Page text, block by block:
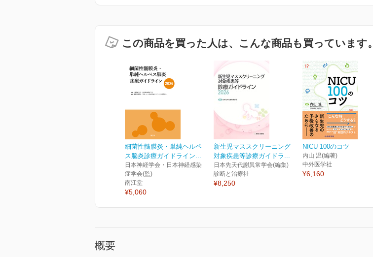
この商品を買った人は、こんな商品も買っています。
細菌性髄膜炎・単純ヘルペ
ス脳炎診療ガイドライン...
日本神経学会・日本神経感染
症学会(監)
南江堂
¥5,060
新生児マススクリーニング
対象疾患等診療ガイドラ...
日本先天代謝異常学会(編集)
診断と治療社
¥8,250
NICU 100のコツ
内山 温(編著)
中外医学社
¥6,160
概要